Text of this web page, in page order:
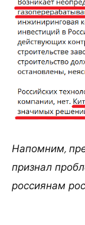
Напомним,
признал
россиянам